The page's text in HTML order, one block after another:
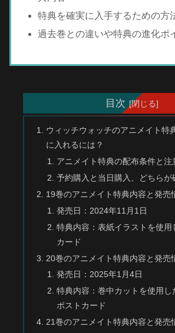
特典を確実に入手するための方
過去巻との違いや特典の進化ポ
目次
ウィッチウォッチのアニメイト特
に入れるには？
アニメイト特典の配布条件と注
予約購入と当日購入、どちらが
19巻のアニメイト特典内容と発売
発売日：2024年11月1日
特典内容：表紙イラストを使用
カード
20巻のアニメイト特典内容と発売
発売日：2025年1月4日
特典内容：巻中カットを使用し
ポストカード
21巻のアニメイト特典内容と発売